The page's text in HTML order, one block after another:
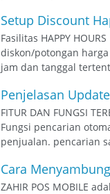
Setup Discount
Fasilitas HAPPY
diskon/potongan
jam dan tanggal
Penjelasan
FITUR DAN FUNGSI
Fungsi pencarian
penjualan. pencarian
Cara
ZAHIR POS MOBILE